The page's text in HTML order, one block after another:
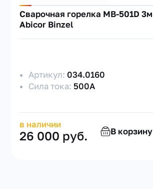
Сварочная горелка MB-501D 3м
Abicor Binzel
Артикул: 034.0160
Сила тока: 500А
в наличии
26 000 руб. В корзину